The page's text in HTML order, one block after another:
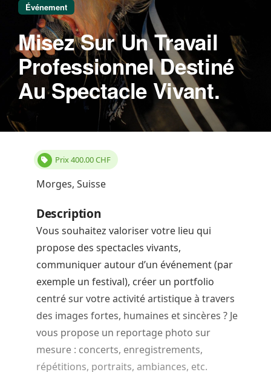
Événement
Misez Sur Un Travail
Professionnel Destiné
Au Spectacle Vivant.
Prix400.00CHF
Morges, Suisse
Description
Vous souhaitez valoriser votre lieu qui
propose des spectacles vivants,
communiquer autour d’un événement (par
exemple un festival), créer un portfolio
centré sur votre activité artistique à travers
des images fortes, humaines et sincères ? Je
vous propose un reportage photo sur
mesure : concerts, enregistrements,
répétitions, portraits, ambiances, etc.